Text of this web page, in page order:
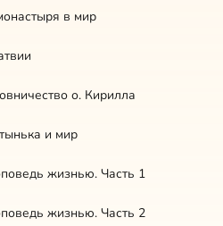
в мир
о. Кирилла
и мир
жизнью. Часть 1
жизнью. Часть 2